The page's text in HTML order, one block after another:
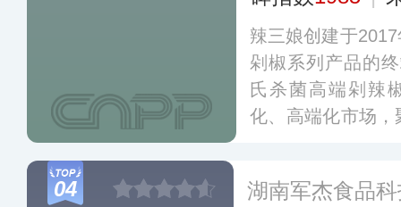
辣三娘创建于
剁椒系列产品的
氏杀菌高端剁辣
化、高端化市场
众多年轻消费者心
04 湖南军杰食品